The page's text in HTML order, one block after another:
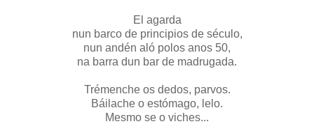
El agarda
nun barco de principios de século,
nun andén aló polos anos 50,
na barra dun bar de madrugada.
Trémenche os dedos, parvos.
Báilache o estómago, lelo.
Mesmo se o viches...